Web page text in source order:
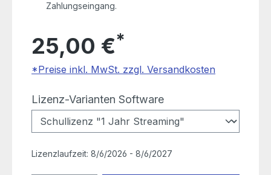
Zahlungseingang.
25,00 €*
*Preise inkl. MwSt. zzgl. Versandkosten
Lizenz-Varianten Softwareauswählen
Lizenzlaufzeit:8/6/2026 - 8/6/2027